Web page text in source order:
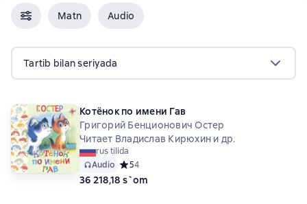
Matn Audio
Tartib bilan seriyada
Котёнок по имени Гав
Григорий Бенционович Остер
Читает Владислав Кирюхин и др.
rus tilida
Audio Средний рейтинг 5 на основе 4 оценок
54
36 218,18 s`om